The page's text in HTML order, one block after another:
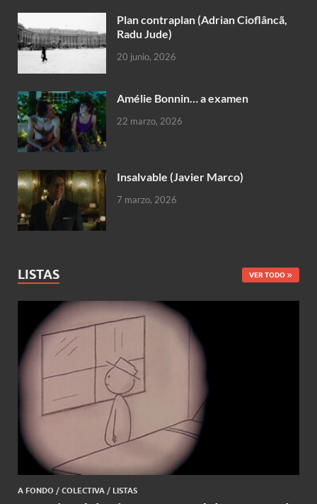
Plan contraplan (Adrian Cioflâncã,
Radu Jude)
20 junio, 2026
Amélie Bonnin… a examen
22 marzo, 2026
Insalvable (Javier Marco)
7 marzo, 2026
LISTAS VER TODO
A FONDO / COLECTIVA / LISTAS